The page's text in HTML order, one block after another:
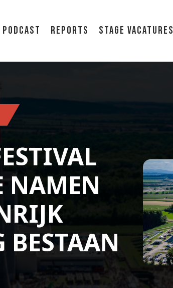
Podcast Reports Stage vacatures
NAMEN
BESTAAN